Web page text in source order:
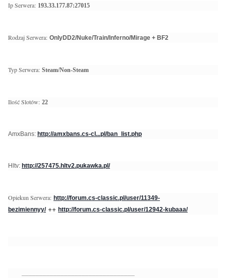
Ip Serwera: 193.33.177.87:27015
Rodzaj Serwera: OnlyDD2/Nuke/Train/Inferno/Mirage + BF2
Typ Serwera: Steam/Non-Steam
Ilość Slotów: 22
AmxBans: http://amxbans.cs-cl...pl/ban_list.php
Hltv: http://257475.hltv2.pukawka.pl/
Opiekun Serwera: http://forum.cs-classic.pl/user/11349-
bezimiennyy/ ++ http://forum.cs-classic.pl/user/12942-kubaaa/